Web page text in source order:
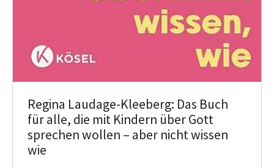
Regina Laudage-Kleeberg: Das Buch
für alle, die mit Kindern über Gott
sprechen wollen – aber nicht wissen
wie